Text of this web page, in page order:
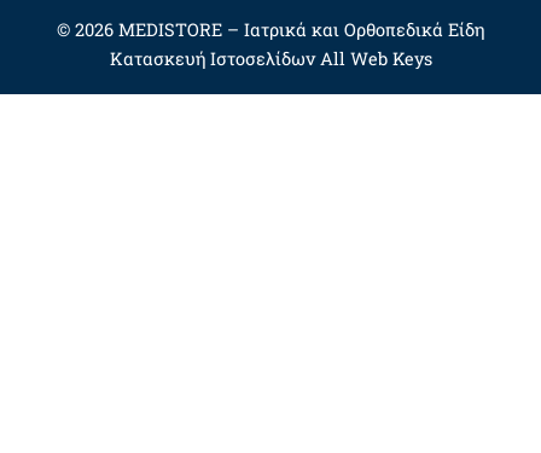
© 2026 MEDISTORE – Ιατρικά και Ορθοπεδικά Είδη
Κατασκευή ΙστοσελίδωνAll Web Keys